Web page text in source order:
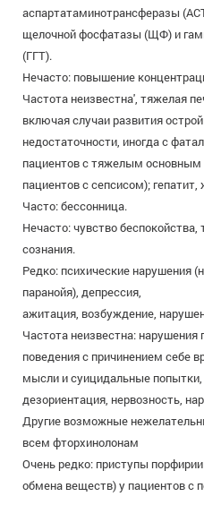
аспартатаминотрансферазы
щелочной фосфатазы (ЩФ) и
(ГГТ).
Нечасто: повышение
Частота неизвестна', тяжелая
включая случаи развития
недостаточности, иногда с
пациентов с тяжелым основным
пациентов с сепсисом);
Часто: бессонница.
Нечасто: чувство беспокойства,
сознания.
Редко: психические нарушения
паранойя), депрессия,
ажитация, возбуждение,
Частота неизвестна:
поведения с причинением себе
мысли и суицидальные
дезориентация, нервозность,
Другие возможные
всем фторхинолонам
Очень редко: приступы
обмена веществ) у пациентов с